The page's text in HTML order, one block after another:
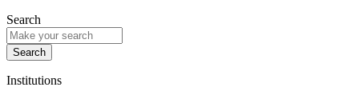
Search
Institutions